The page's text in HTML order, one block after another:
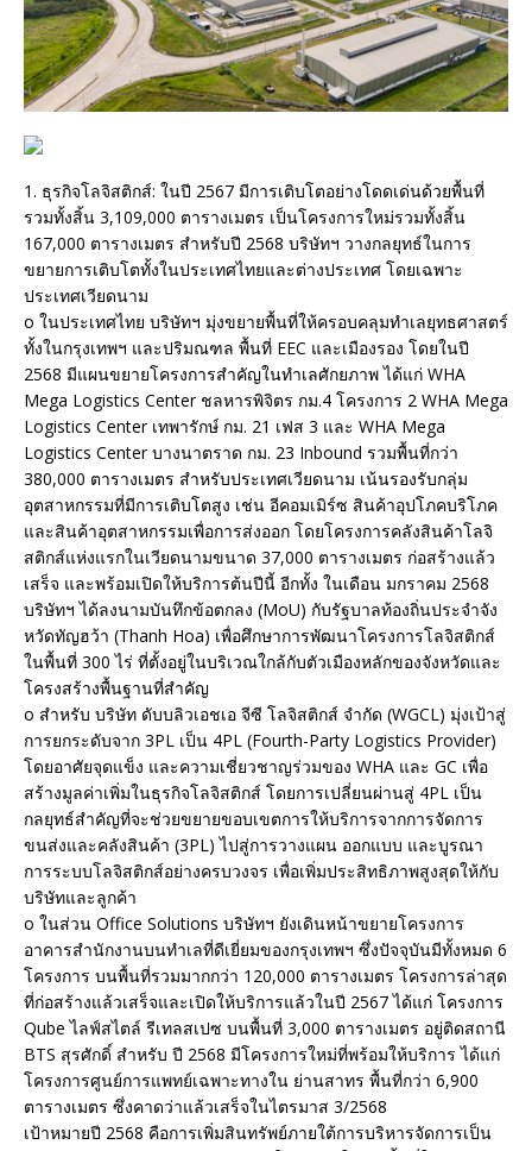
1. ธุรกิจโลจิสติกส์: ในปี 2567 มีการเติบโตอย่างโดดเด่นด้วยพื้นที่
รวมทั้งสิ้น 3,109,000 ตารางเมตร เป็นโครงการใหม่รวมทั้งสิ้น
167,000 ตารางเมตร สำหรับปี 2568 บริษัทฯ วางกลยุทธ์ในการ
ขยายการเติบโตทั้งในประเทศไทยและต่างประเทศ โดยเฉพาะ
ประเทศเวียดนาม
o ในประเทศไทย บริษัทฯ มุ่งขยายพื้นที่ให้ครอบคลุมทำเลยุทธศาสตร์
ทั้งในกรุงเทพฯ และปริมณฑล พื้นที่ EEC และเมืองรอง โดยในปี
2568 มีแผนขยายโครงการสำคัญในทำเลศักยภาพ ได้แก่ WHA
Mega Logistics Center ชลหารพิจิตร กม.4 โครงการ 2 WHA Mega
Logistics Center เทพารักษ์ กม. 21 เฟส 3 และ WHA Mega
Logistics Center บางนาตราด กม. 23 Inbound รวมพื้นที่กว่า
380,000 ตารางเมตร สำหรับประเทศเวียดนาม เน้นรองรับกลุ่ม
อุตสาหกรรมที่มีการเติบโตสูง เช่น อีคอมเมิร์ซ สินค้าอุปโภคบริโภค
และสินค้าอุตสาหกรรมเพื่อการส่งออก โดยโครงการคลังสินค้าโลจิ
สติกส์แห่งแรกในเวียดนามขนาด 37,000 ตารางเมตร ก่อสร้างแล้ว
เสร็จ และพร้อมเปิดให้บริการต้นปีนี้ อีกทั้ง ในเดือน มกราคม 2568
บริษัทฯ ได้ลงนามบันทึกข้อตกลง (MoU) กับรัฐบาลท้องถิ่นประจำจัง
หวัดทัญฮว้า (Thanh Hoa) เพื่อศึกษาการพัฒนาโครงการโลจิสติกส์
ในพื้นที่ 300 ไร่ ที่ตั้งอยู่ในบริเวณใกล้กับตัวเมืองหลักของจังหวัดและ
โครงสร้างพื้นฐานที่สำคัญ
o สำหรับ บริษัท ดับบลิวเอชเอ จีซี โลจิสติกส์ จำกัด (WGCL) มุ่งเป้าสู่
การยกระดับจาก 3PL เป็น 4PL (Fourth-Party Logistics Provider)
โดยอาศัยจุดแข็ง และความเชี่ยวชาญร่วมของ WHA และ GC เพื่อ
สร้างมูลค่าเพิ่มในธุรกิจโลจิสติกส์ โดยการเปลี่ยนผ่านสู่ 4PL เป็น
กลยุทธ์สำคัญที่จะช่วยขยายขอบเขตการให้บริการจากการจัดการ
ขนส่งและคลังสินค้า (3PL) ไปสู่การวางแผน ออกแบบ และบูรณา
การระบบโลจิสติกส์อย่างครบวงจร เพื่อเพิ่มประสิทธิภาพสูงสุดให้กับ
บริษัทและลูกค้า
o ในส่วน Office Solutions บริษัทฯ ยังเดินหน้าขยายโครงการ
อาคารสำนักงานบนทำเลที่ดีเยี่ยมของกรุงเทพฯ ซึ่งปัจจุบันมีทั้งหมด 6
โครงการ บนพื้นที่รวมมากกว่า 120,000 ตารางเมตร โครงการล่าสุด
ที่ก่อสร้างแล้วเสร็จและเปิดให้บริการแล้วในปี 2567 ได้แก่ โครงการ
Qube ไลฟ์สไตล์ รีเทลสเปซ บนพื้นที่ 3,000 ตารางเมตร อยู่ติดสถานี
BTS สุรศักดิ์ สำหรับ ปี 2568 มีโครงการใหม่ที่พร้อมให้บริการ ได้แก่
โครงการศูนย์การแพทย์เฉพาะทางใน ย่านสาทร พื้นที่กว่า 6,900
ตารางเมตร ซึ่งคาดว่าแล้วเสร็จในไตรมาส 3/2568
เป้าหมายปี 2568 คือการเพิ่มสินทรัพย์ภายใต้การบริหารจัดการเป็น